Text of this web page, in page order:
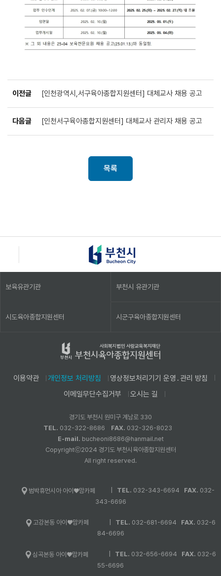
이전글 [인천광역시,서구육아종합지원센터] 대체교사 채용 공고
다음글 [인천서구육아종합지원센터] 대체교사 관리자 채용 공고
목록
보육유관기관 부천시 유관기관
시도육아종합지원센터 시군구육아종합지원센터
이용약관 개인정보 처리방침
영상정보처리기기 운영․관리 방침
이메일무단수집거부
오시는 길
경기도 부천시 원미구 계남로 330
TEL. 032-322-8686 FAX. 032-326-8023
E-mail. bucheoni8686@hanmail.net
Copyrightⓒ2024 경기도 부천시육아종합지원센터
All right reserved.
범박휴먼시아 아이♥맘카페 TEL. 032-343-6694 FAX. 032-
343-6696
고강본동 아이♥맘카페 TEL. 032-681-6694 FAX. 032-6
84-6696
심곡본동 아이♥맘카페 TEL. 032-656-6694 FAX. 032-6
55-6696